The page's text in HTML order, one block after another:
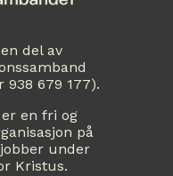
del av
938 679 177).
en fri og
på
under
Kristus.